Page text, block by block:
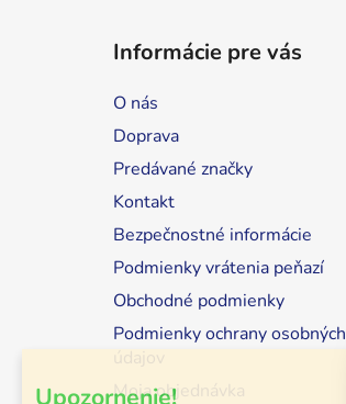
Informácie pre vás
O nás
Doprava
Predávané značky
Kontakt
Bezpečnostné informácie
Podmienky vrátenia peňazí
Obchodné podmienky
Podmienky ochrany osobných
Moja objednávka